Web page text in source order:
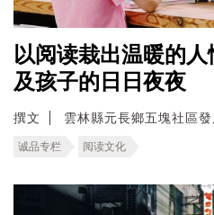
以阅读栽出温暖的
及孩子的日日夜夜
撰文 雲林縣元長鄉五塊社區
诚品专栏 阅读文化